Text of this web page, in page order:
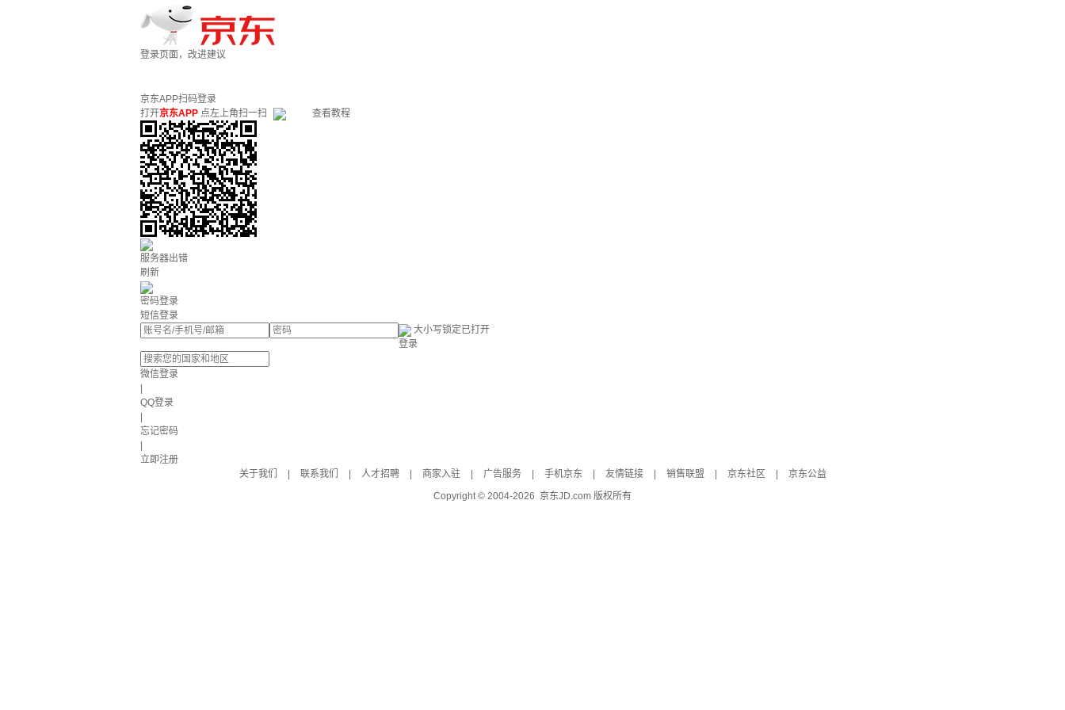
登录页面，改进建议
京东APP扫码登录
打开京东APP 点左上角扫一扫 查看教程
服务器出错
刷新
密码登录
短信登录
大小写锁定已打开
登录
微信登录
QQ登录
忘记密码
立即注册
关于我们
联系我们 人才招聘 商家入驻 广告服务 手机京东 友情链接 销售联盟 京东社区
京东公益
Copyright © 2004-2026 京东JD.com 版权所有